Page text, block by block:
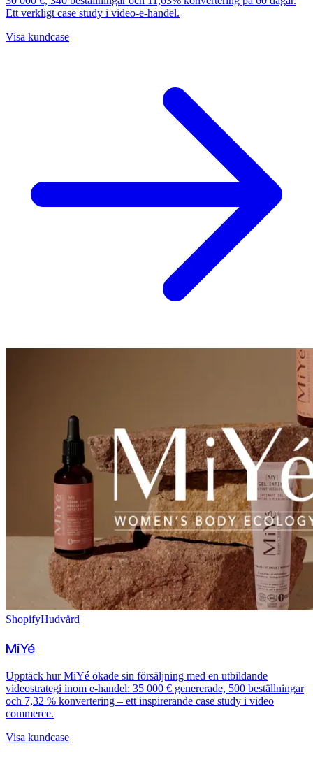
Ett verkligt case study i video-e-handel.
Visa kundcase
ShopifyHudvård
MiYé
Upptäck hur MiYé ökade sin försäljning med en utbildande
videostrategi inom e-handel: 35 000 € genererade, 500 beställningar
och 7,32 % konvertering – ett inspirerande case study i video
commerce.
Visa kundcase